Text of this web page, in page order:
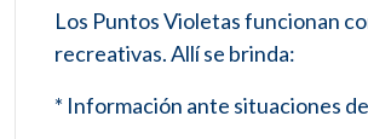
Los Puntos Violetas funcionan
recreativas. Allí se brinda:
* Información ante situaciones